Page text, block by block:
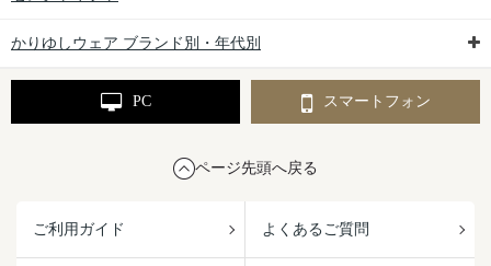
かりゆしウェア ブランド別・年代別
PC スマートフォン
ページ先頭へ戻る
ご利用ガイド よくあるご質問